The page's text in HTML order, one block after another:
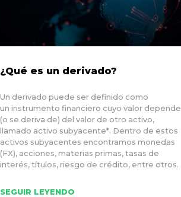
¿Qué es un derivado?
Un derivado puede ser definido como
un instrumento financiero cuyo valor depende
(o se deriva de) del valor de otro activo,
llamado activo subyacente*. Dentro de estos
activos subyacentes encontramos monedas
(FX), acciones, materias primas, tasas de
interés, títulos, riesgo de crédito, entre otros.
SEGUIR LEYENDO